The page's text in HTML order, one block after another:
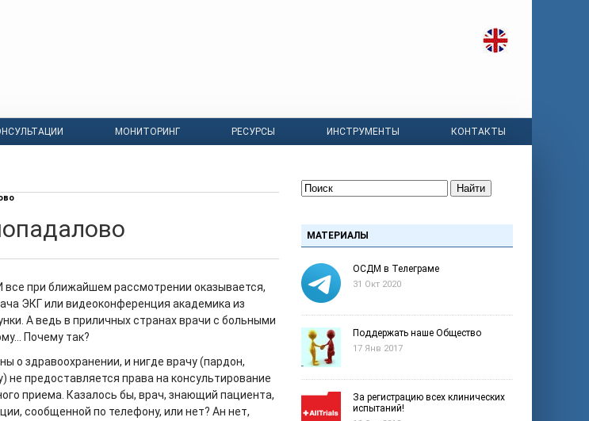
МОНИТОРИНГ РЕСУРСЫ ИНСТРУМЕНТЫ КОНТАКТЫ
при ближайшем рассмотрении оказывается,
ЭКГ или видеоконференция академика из
А ведь в приличных странах врачи с больными
Почему так?
о здравоохранении, и нигде врачу (пардон,
не предоставляется права на консультирование
приема. Казалось бы, врач, знающий пациента,
сообщенной по телефону, или нет? Ан нет,
Найти
МАТЕРИАЛЫ
ОСДМ в Телеграме
31 Окт 2020
Поддержать наше Общество
17 Янв 2017
За регистрацию всех клинических
испытаний!